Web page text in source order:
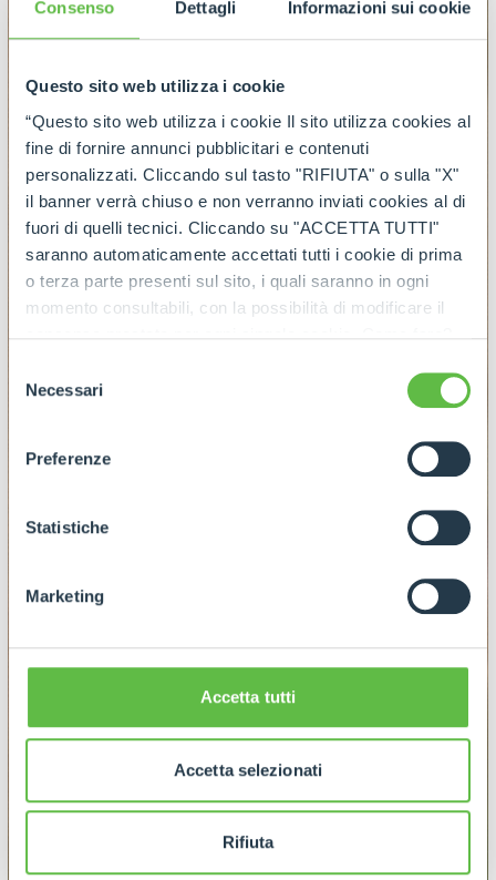
Consenso Dettagli Informazioni sui cookie
Questo sito web utilizza i cookie
“Questo sito web utilizza i cookie Il sito utilizza cookies al
fine di fornire annunci pubblicitari e contenuti
personalizzati. Cliccando sul tasto "RIFIUTA" o sulla "X"
il banner verrà chiuso e non verranno inviati cookies al di
fuori di quelli tecnici. Cliccando su "ACCETTA TUTTI"
saranno automaticamente accettati tutti i cookie di prima
o terza parte presenti sul sito, i quali saranno in ogni
momento consultabili, con la possibilità di modificare il
ogni pagina, selezionare "Modifichi il suo consenso" e
dell'informativa completa nel footer presente in ogni
pagina. Per esercitare i diritti riconosciuti all'interessato ai
GDPR abbiamo predisposto una
apposita procedura.
delNecessari
Preferenze
Statistiche
Marketing
Accetta tutti
Accetta selezionati
Rifiuta